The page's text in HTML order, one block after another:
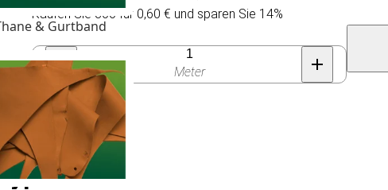
& Gurtband
Kaufen Sie 300 für 0,60 € und sparen Sie 14%
Anzahl
Meter
II